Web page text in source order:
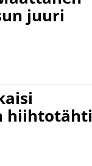
juuri
hiihtotähti